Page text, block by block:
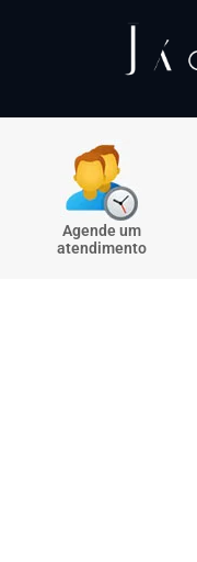
Agende um
atendimento